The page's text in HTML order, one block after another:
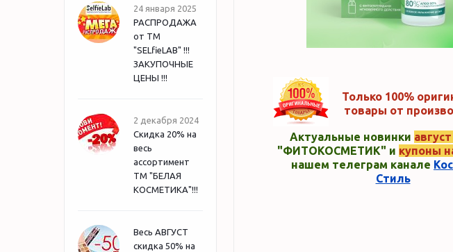
24 января 2025
РАСПРОДАЖА
от ТМ
"SELfieLAB" !!!
ЗАКУПОЧНЫЕ
ЦЕНЫ !!!
2 декабря 2024
Скидка 20% на
весь
ассортимент
ТМ "БЕЛАЯ
КОСМЕТИКА"!!!
Весь АВГУСТ
скидка 50% на
Только 100%
товары от
Актуальные новинки
"ФИТОКОСМЕТИК" и купоны
нашем телеграм канале
Стиль